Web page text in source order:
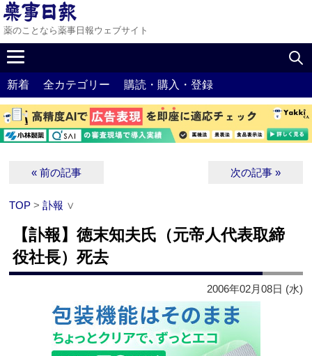
薬のことなら薬事日報ウェブサイト
新着 全カテゴリー 購読・購入・登録
« 前の記事 次の記事 »
TOP >訃報 ∨
【訃報】徳末知夫氏（元帝人代表取締
役社長）死去
2006年02月08日 (水)